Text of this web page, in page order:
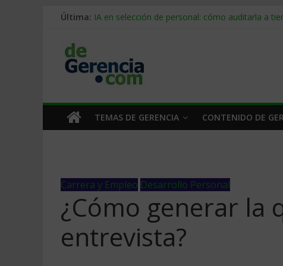
Última: IA en selección de personal: cómo auditarla a
Stablecoins para empresas: cómo pagar y cobrar
Despido silencioso: qué es y por qué sale tan caro
TEMAS DE GERENCIA CONTENIDO DE
Carrera y Empleo Desarrollo Personal
¿Cómo generar la
entrevista?